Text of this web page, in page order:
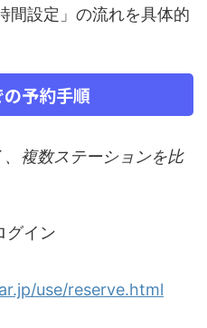
間設定」の流れを具体的
予約手順
複数ステーションを比
グイン
use/reserve.html